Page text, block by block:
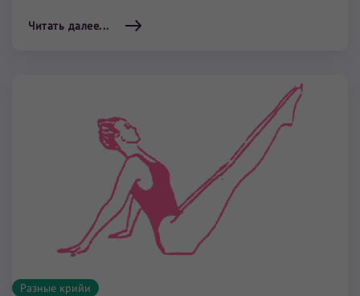
Читать далее...
Разные крийи